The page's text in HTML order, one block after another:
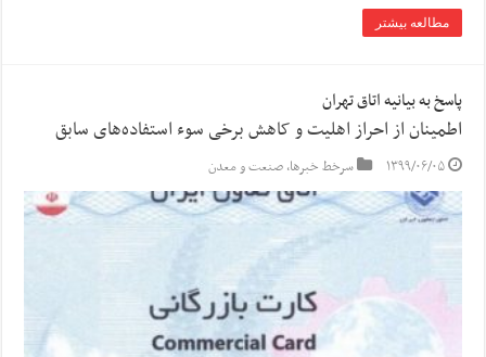
مطالعه بیشتر
پاسخ به بیانیه اتاق تهران
اطمینان از احراز اهلیت و کاهش برخی سوء استفاده‌های سابق
۱۳۹۹/۰۶/۰۵ سرخط خبرها,صنعت و معدن